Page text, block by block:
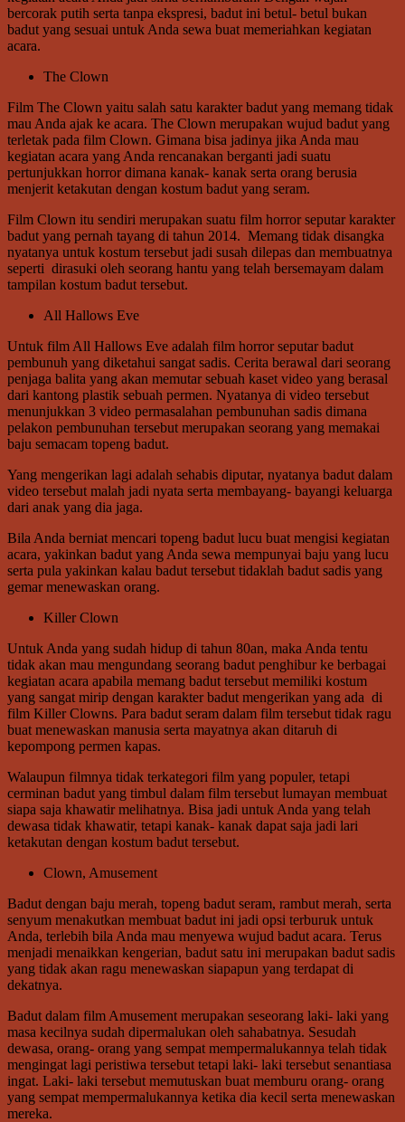
bercorak putih serta tanpa ekspresi, badut ini betul- betul bukan
badut yang sesuai untuk Anda sewa buat memeriahkan kegiatan
acara.
The Clown
Film The Clown yaitu salah satu karakter badut yang memang tidak
mau Anda ajak ke acara. The Clown merupakan wujud badut yang
terletak pada film Clown. Gimana bisa jadinya jika Anda mau
kegiatan acara yang Anda rencanakan berganti jadi suatu
pertunjukkan horror dimana kanak- kanak serta orang berusia
menjerit ketakutan dengan kostum badut yang seram.
Film Clown itu sendiri merupakan suatu film horror seputar karakter
badut yang pernah tayang di tahun 2014. Memang tidak disangka
nyatanya untuk kostum tersebut jadi susah dilepas dan membuatnya
seperti dirasuki oleh seorang hantu yang telah bersemayam dalam
tampilan kostum badut tersebut.
All Hallows Eve
Untuk film All Hallows Eve adalah film horror seputar badut
pembunuh yang diketahui sangat sadis. Cerita berawal dari seorang
penjaga balita yang akan memutar sebuah kaset video yang berasal
dari kantong plastik sebuah permen. Nyatanya di video tersebut
menunjukkan 3 video permasalahan pembunuhan sadis dimana
pelakon pembunuhan tersebut merupakan seorang yang memakai
baju semacam topeng badut.
Yang mengerikan lagi adalah sehabis diputar, nyatanya badut dalam
video tersebut malah jadi nyata serta membayang- bayangi keluarga
dari anak yang dia jaga.
Bila Anda berniat mencari topeng badut lucu buat mengisi kegiatan
acara, yakinkan badut yang Anda sewa mempunyai baju yang lucu
serta pula yakinkan kalau badut tersebut tidaklah badut sadis yang
gemar menewaskan orang.
Killer Clown
Untuk Anda yang sudah hidup di tahun 80an, maka Anda tentu
tidak akan mau mengundang seorang badut penghibur ke berbagai
kegiatan acara apabila memang badut tersebut memiliki kostum
yang sangat mirip dengan karakter badut mengerikan yang ada di
film Killer Clowns. Para badut seram dalam film tersebut tidak ragu
buat menewaskan manusia serta mayatnya akan ditaruh di
kepompong permen kapas.
Walaupun filmnya tidak terkategori film yang populer, tetapi
cerminan badut yang timbul dalam film tersebut lumayan membuat
siapa saja khawatir melihatnya. Bisa jadi untuk Anda yang telah
dewasa tidak khawatir, tetapi kanak- kanak dapat saja jadi lari
ketakutan dengan kostum badut tersebut.
Clown, Amusement
Badut dengan baju merah, topeng badut seram, rambut merah, serta
senyum menakutkan membuat badut ini jadi opsi terburuk untuk
Anda, terlebih bila Anda mau menyewa wujud badut acara. Terus
menjadi menaikkan kengerian, badut satu ini merupakan badut sadis
yang tidak akan ragu menewaskan siapapun yang terdapat di
dekatnya.
Badut dalam film Amusement merupakan seseorang laki- laki yang
masa kecilnya sudah dipermalukan oleh sahabatnya. Sesudah
dewasa, orang- orang yang sempat mempermalukannya telah tidak
mengingat lagi peristiwa tersebut tetapi laki- laki tersebut senantiasa
ingat. Laki- laki tersebut memutuskan buat memburu orang- orang
yang sempat mempermalukannya ketika dia kecil serta menewaskan
mereka.